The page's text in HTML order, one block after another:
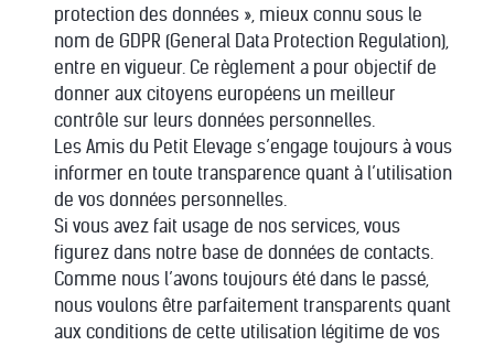
protection des données », mieux connu sous le
nom de GDPR (General Data Protection Regulation),
entre en vigueur. Ce règlement a pour objectif de
donner aux citoyens européens un meilleur
contrôle sur leurs données personnelles.
Les Amis du Petit Elevage s’engage toujours à vous
informer en toute transparence quant à l’utilisation
de vos données personnelles.
Si vous avez fait usage de nos services, vous
figurez dans notre base de données de contacts.
Comme nous l’avons toujours été dans le passé,
nous voulons être parfaitement transparents quant
aux conditions de cette utilisation légitime de vos